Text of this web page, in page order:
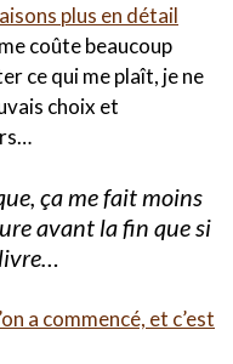
plus en détail
coûte beaucoup
ce qui me plaît, je ne
choix et
ça me fait moins
avant la fin que si
a commencé, et c’est